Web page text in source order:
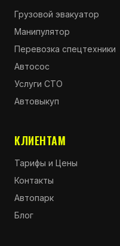
Грузовой эвакуатор
Манипулятор
Перевозка спецтехники
Автосос
Услуги СТО
Автовыкуп
КЛИЕНТАМ
Тарифы и Цены
Контакты
Автопарк
Блог